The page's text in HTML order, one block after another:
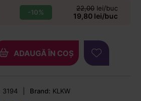
-10% 22,00lei/buc
19,80 lei/buc
ADAUGĂ ÎN COȘ
3194 Brand: KLKW